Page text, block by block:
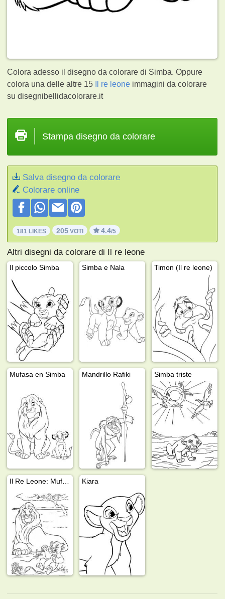
Colora adesso il disegno da colorare di Simba. Oppure
colora una delle altre 15
Il re leone immagini da colorare
su disegnibellidacolorare.it
Stampa disegno da colorare
Salva disegno da colorare
Colorare online
181 LIKES 205 VOTI 4.4/5
Altri disegni da colorare di Il re leone
Il piccolo Simba Simba e Nala Timon (Il re leone)
Mufasa en Simba Mandrillo Rafiki Simba triste
Kiara